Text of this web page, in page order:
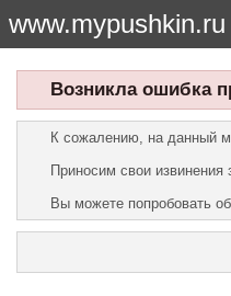
Возникла ошибка
К сожалению, на данный
Приносим свои извинения
Вы можете попробовать